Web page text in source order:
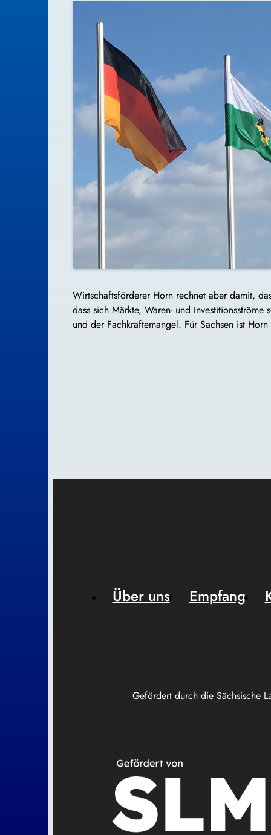
Wirtschaftsförderer Horn rechnet aber damit,
dass sich Märkte, Waren- und
und der Fachkräftemangel. Für Sachsen ist
Gefördert durch die Sächsische
Über uns Empfang